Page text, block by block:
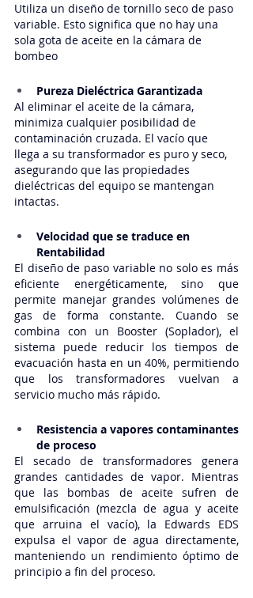
Utiliza un diseño de tornillo seco de paso
variable. Esto significa que no hay una
sola gota de aceite en la cámara de
bombeo
Pureza Dieléctrica Garantizada
Al eliminar el aceite de la cámara,
minimiza cualquier posibilidad de
contaminación cruzada. El vacío que
llega a su transformador es puro y seco,
asegurando que las propiedades
dieléctricas del equipo se mantengan
intactas.
Velocidad que se traduce en
Rentabilidad
El diseño de paso variable no solo es más
eficiente energéticamente, sino que
permite manejar grandes volúmenes de
gas de forma constante. Cuando se
combina con un Booster (Soplador), el
sistema puede reducir los tiempos de
evacuación hasta en un 40%, permitiendo
que los transformadores vuelvan a
servicio mucho más rápido.
Resistencia a vapores contaminantes
de proceso
El secado de transformadores genera
grandes cantidades de vapor. Mientras
que las bombas de aceite sufren de
emulsificación (mezcla de agua y aceite
que arruina el vacío), la Edwards EDS
expulsa el vapor de agua directamente,
manteniendo un rendimiento óptimo de
principio a fin del proceso.